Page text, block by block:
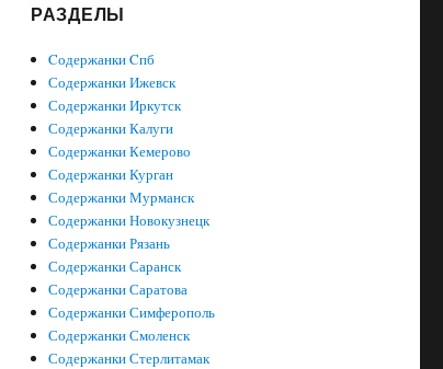
РАЗДЕЛЫ
Cодержанки Cпб
Содержанки Ижевск
Содержанки Иркутск
Содержанки Калуги
Содержанки Кемерово
Содержанки Курган
Содержанки Мурманск
Содержанки Новокузнецк
Содержанки Рязань
Содержанки Саранск
Содержанки Саратова
Содержанки Симферополь
Содержанки Смоленск
Содержанки Стерлитамак